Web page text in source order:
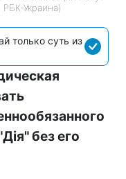
РБК-Украина)
только суть из
без его